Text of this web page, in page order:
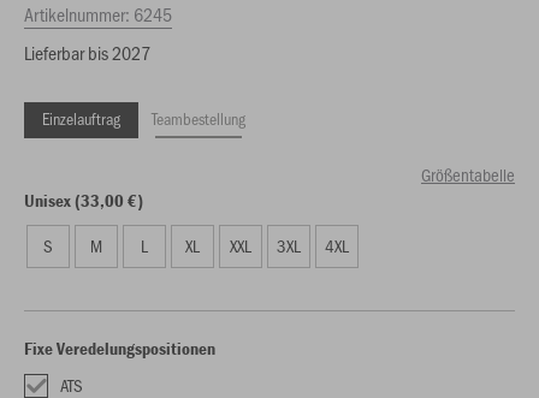
Artikelnummer: 6245
Lieferbar bis 2027
Einzelauftrag Teambestellung
Größentabelle
Unisex (33,00 €)
S M L XL XXL 3XL 4XL
Fixe Veredelungspositionen
ATS